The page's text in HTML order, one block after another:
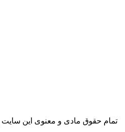
تمام حقوق مادی و معنوی این